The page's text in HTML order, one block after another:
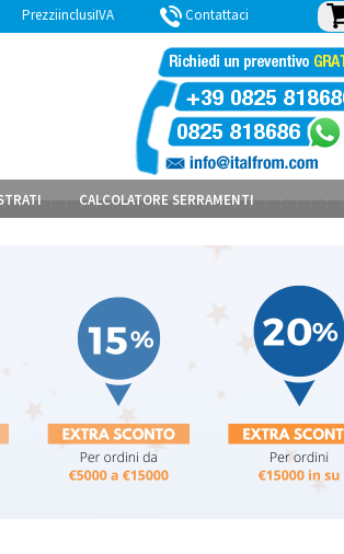
PrezziinclusiIVA Contattaci
CALCOLATORE SERRAMENTI